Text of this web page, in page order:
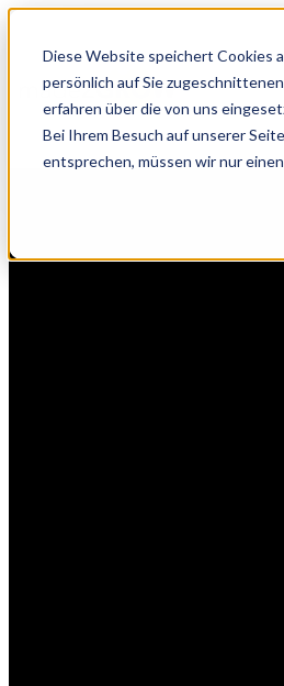
Diese Website speichert Cookies
persönlich auf Sie
erfahren über die von uns
Bei Ihrem Besuch auf unserer
entsprechen, müssen wir nur